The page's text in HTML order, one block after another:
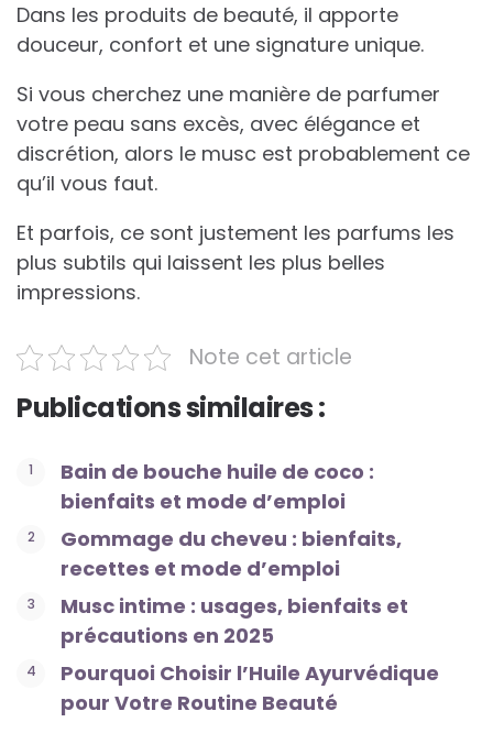
Dans les produits de beauté, il apporte
douceur, confort et une signature unique.
Si vous cherchez une manière de parfumer
votre peau sans excès, avec élégance et
discrétion, alors le musc est probablement ce
qu’il vous faut.
Et parfois, ce sont justement les parfums les
plus subtils qui laissent les plus belles
impressions.
Note cet article
Publications similaires :
Bain de bouche huile de coco :
bienfaits et mode d’emploi
Gommage du cheveu : bienfaits,
recettes et mode d’emploi
Musc intime : usages, bienfaits et
précautions en 2025
Pourquoi Choisir l’Huile Ayurvédique
pour Votre Routine Beauté